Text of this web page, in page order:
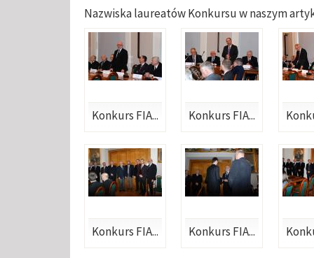
Nazwiska laureatów Konkursu w naszym
Konkurs FIA... Konkurs FIA...
Konkurs FIA... Konkurs FIA...